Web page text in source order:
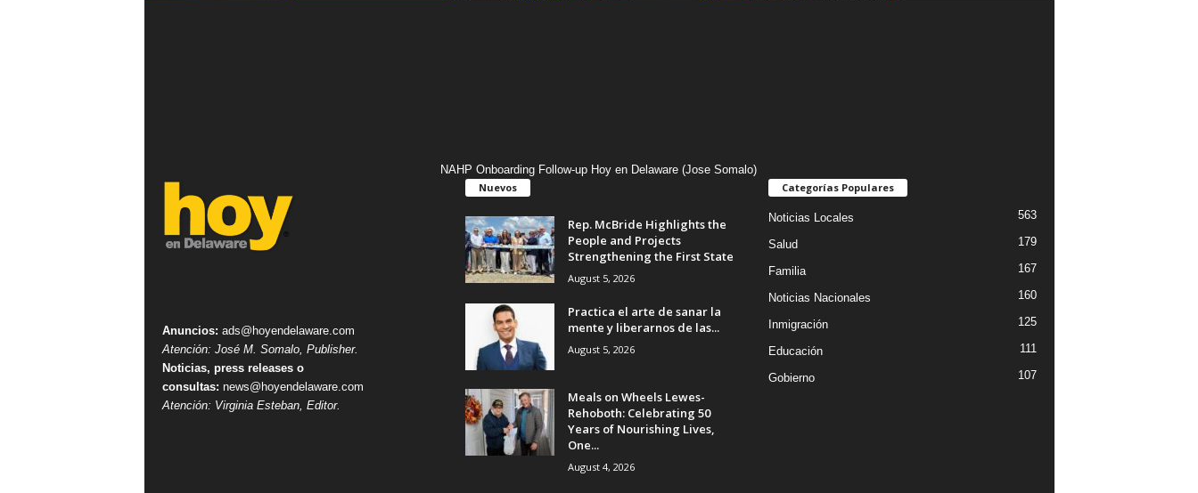
NAHP Onboarding Follow-up Hoy en Delaware (Jose Somalo)
Anuncios: ads@hoyendelaware.com
Atención: José M. Somalo, Publisher.
Noticias, press releases o
consultas: news@hoyendelaware.com
Atención: Virginia Esteban, Editor.
Nuevos
Rep. McBride Highlights the
People and Projects
Strengthening the First State
August 5, 2026
Practica el arte de sanar la
mente y liberarnos de las...
August 5, 2026
Meals on Wheels Lewes-
Rehoboth: Celebrating 50
Years of Nourishing Lives,
One...
August 4, 2026
Categorías Populares
Noticias Locales 563
Salud 179
Familia 167
Noticias Nacionales 160
Inmigración 125
Educación 111
Gobierno 107